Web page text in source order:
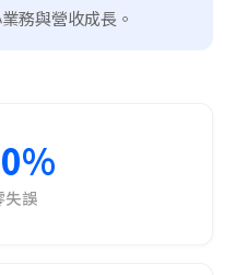
務與營收成長。
失誤